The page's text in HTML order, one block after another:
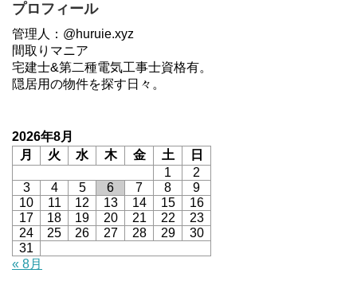
プロフィール
管理人：@huruie.xyz
間取りマニア
宅建士&第二種電気工事士資格有。
隠居用の物件を探す日々。
2026年8月
月
火 水 木 金 土
日
1
2
3
4 5 6 7 8
9
10
11 12 13 14 15
16
17
18 19 20 21 22
23
24
25 26 27 28 29
30
31
« 8月